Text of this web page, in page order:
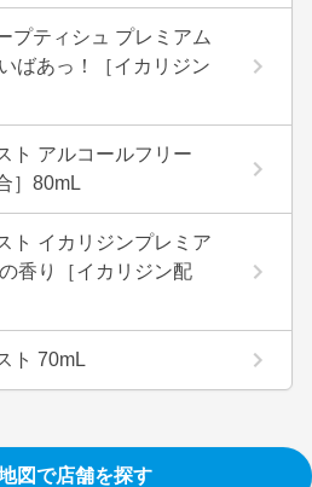
プティシュ プレミアム
ばあっ！［イカリジン
ト アルコールフリー
］80mL
ト イカリジンプレミア
香り［イカリジン配
ト 70mL
図で店舗を探す